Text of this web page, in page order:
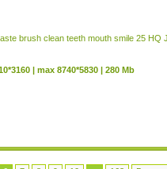
| max 8740*5830 | 280 Mb